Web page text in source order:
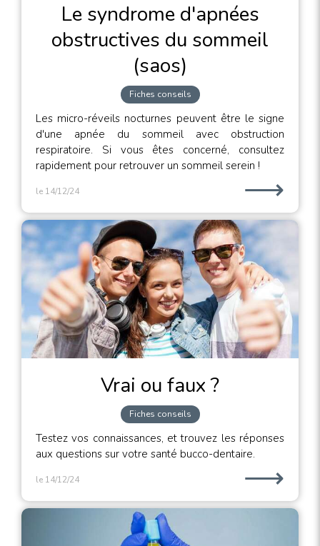
Le syndrome d'apnées
obstructives du sommeil
(saos)
Fiches conseils
Les micro-réveils nocturnes peuvent être le signe
d'une apnée du sommeil avec obstruction
respiratoire. Si vous êtes concerné, consultez
rapidement pour retrouver un sommeil serein !
le 14/12/24 ⟶
Vrai ou faux ?
Fiches conseils
Testez vos connaissances, et trouvez les réponses
aux questions sur votre santé bucco-dentaire.
le 14/12/24 ⟶